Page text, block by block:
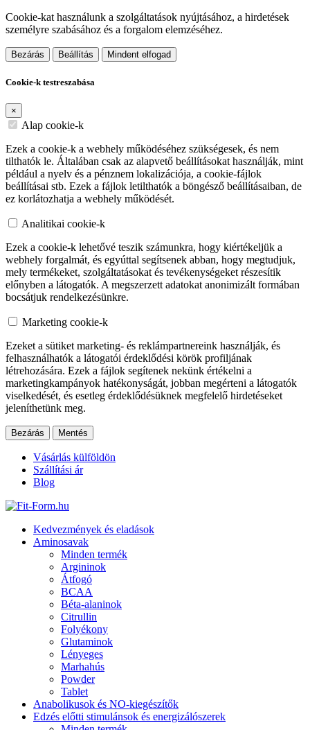
Cookie-kat használunk a szolgáltatások nyújtásához, a hirdetések
személyre szabásához és a forgalom elemzéséhez.
Bezárás Beállítás Mindent elfogad
Cookie-k testreszabása
×
Alap cookie-k
Ezek a cookie-k a webhely működéséhez szükségesek, és nem
tilthatók le. Általában csak az alapvető beállításokat használják, mint
például a nyelv és a pénznem lokalizációja, a cookie-fájlok
beállításai stb. Ezek a fájlok letilthatók a böngésző beállításaiban, de
ez korlátozhatja a webhely működését.
Analitikai cookie-k
Ezek a cookie-k lehetővé teszik számunkra, hogy kiértékeljük a
webhely forgalmát, és egyúttal segítsenek abban, hogy megtudjuk,
mely termékeket, szolgáltatásokat és tevékenységeket részesítik
előnyben a látogatók. A megszerzett adatokat anonimizált formában
bocsátjuk rendelkezésünkre.
Marketing cookie-k
Ezeket a sütiket marketing- és reklámpartnereink használják, és
felhasználhatók a látogatói érdeklődési körök profiljának
létrehozására. Ezek a fájlok segítenek nekünk értékelni a
marketingkampányok hatékonyságát, jobban megérteni a látogatók
viselkedését, és esetleg érdeklődésüknek megfelelő hirdetéseket
jeleníthetünk meg.
Bezárás Mentés
Vásárlás külföldön
Szállítási ár
Blog
Kedvezmények és eladások
Aminosavak
Minden termék
Argininok
Átfogó
BCAA
Béta-alaninok
Citrullin
Folyékony
Glutaminok
Lényeges
Marhahús
Powder
Tablet
Anabolikusok és NO-kiegészítők
Edzés előtti stimulánsok és energizálószerek